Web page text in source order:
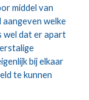
middel van
welke
wel dat er apart
bij elkaar
te kunnen